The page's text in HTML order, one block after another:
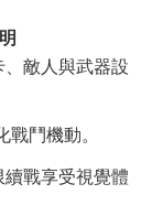
敵人與武器設
鬥機動。
戰享受視覺體